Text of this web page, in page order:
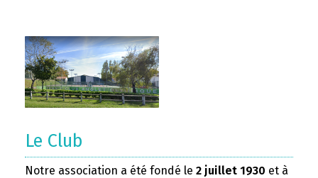
Le Club
Notre association a été fondé le 2 juillet 1930 et à